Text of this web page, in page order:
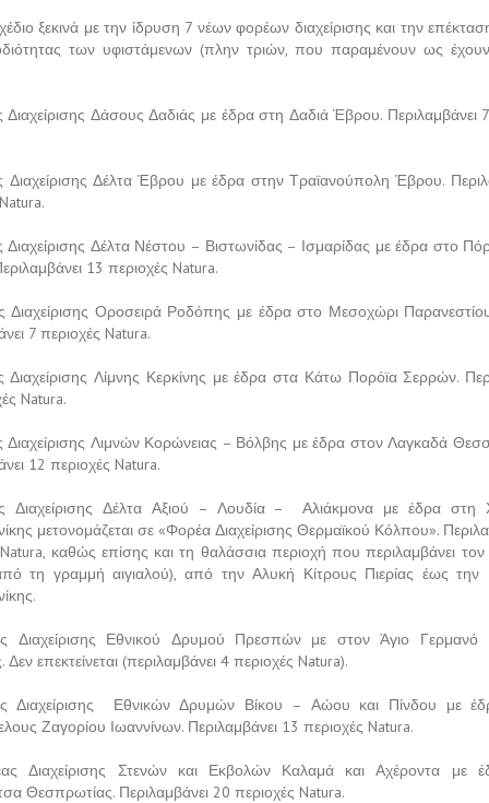
ξεκινά με την ίδρυση 7 νέων φορέων διαχείρισης και την
των υφιστάμενων (πλην τριών, που παραμένουν ως
Δάσους Δαδιάς με έδρα στη Δαδιά Έβρου. Περιλαμβάνει
Διαχείρισης Δέλτα Έβρου με έδρα στην Τραϊανούπολη Έβρου.
Δέλτα Νέστου – Βιστωνίδας – Ισμαρίδας με έδρα στο
13 περιοχές Natura.
Οροσειρά Ροδόπης με έδρα στο Μεσοχώρι
7 περιοχές Natura.
Διαχείρισης Λίμνης Κερκίνης με έδρα στα Κάτω Πορόϊα Σερρών.
Natura.
Λιμνών Κορώνειας – Βόλβης με έδρα στον Λαγκαδά
12 περιοχές Natura.
Διαχείρισης Δέλτα Αξιού – Λουδία – Αλιάκμονα με έδρα στη
μετονομάζεται σε «Φορέα Διαχείρισης Θερμαϊκού Κόλπου».
καθώς επίσης και τη θαλάσσια περιοχή που περιλαμβάνει
τη γραμμή αιγιαλού), από την Αλυκή Κίτρους Πιερίας έως
Διαχείρισης Εθνικού Δρυμού Πρεσπών με στον Άγιο
επεκτείνεται (περιλαμβάνει 4 περιοχές Natura).
Διαχείρισης Εθνικών Δρυμών Βίκου – Αώου και Πίνδου με
Ζαγορίου Ιωαννίνων. Περιλαμβάνει 13 περιοχές Natura.
Διαχείρισης Στενών και Εκβολών Καλαμά και Αχέροντα με
Θεσπρωτίας. Περιλαμβάνει 20 περιοχές Natura.